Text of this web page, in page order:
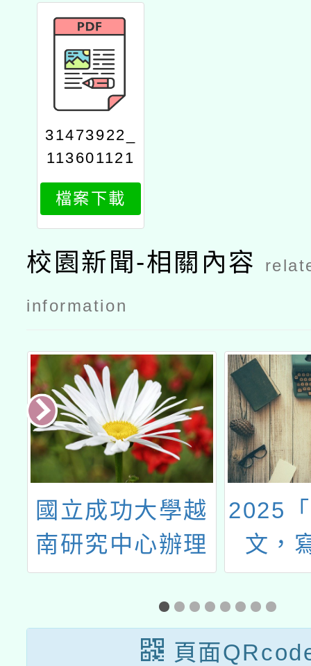
31473922_
113601121
02_1_attac
h1
檔案下載
校園新聞-相關內容
information
越
理
國
2025「讀品格好
文，寫感恩故
事 徵文活動」
臺
廣
度
服
練
頁面